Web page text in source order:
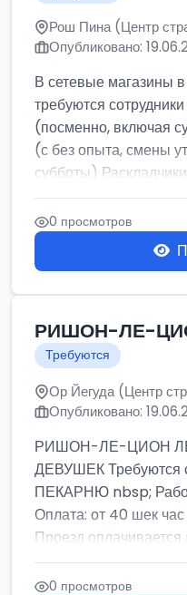
Рош Пина (Центр
Опубликовано:
В сетевые
требуются
(посменно, включая
(с без опыта, смены
субботы) Раскладчики
0 просмотров
РИШОН-ЛЕ-
Требуются
Ор Йегуда (Центр
Опубликовано:
РИШОН-ЛЕ-ЦИОН
ДЕВУШЕК Требуются
ПЕКАРНЮ nbsp;
Оплата: от 40 шек
Проезд
бумага,...
0 просмотров